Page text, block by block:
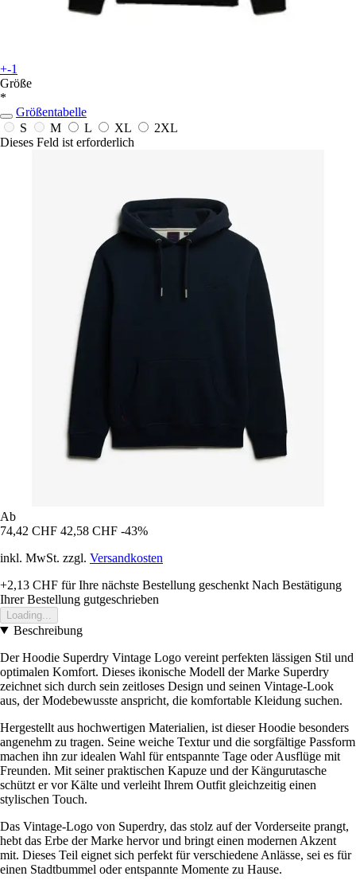
+-1
Größe
*
Größentabelle
S
M L XL
2XL
Dieses Feld ist erforderlich
Ab
74,42 CHF 42,58 CHF -43%
inkl. MwSt. zzgl. Versandkosten
+2,13 CHF für Ihre nächste Bestellung geschenkt Nach Bestätigung
Ihrer Bestellung gutgeschrieben
Loading...
Beschreibung
Der Hoodie Superdry Vintage Logo vereint perfekten lässigen Stil und
optimalen Komfort. Dieses ikonische Modell der Marke Superdry
zeichnet sich durch sein zeitloses Design und seinen Vintage-Look
aus, der Modebewusste anspricht, die komfortable Kleidung suchen.
Hergestellt aus hochwertigen Materialien, ist dieser Hoodie besonders
angenehm zu tragen. Seine weiche Textur und die sorgfältige Passform
machen ihn zur idealen Wahl für entspannte Tage oder Ausflüge mit
Freunden. Mit seiner praktischen Kapuze und der Kängurutasche
schützt er vor Kälte und verleiht Ihrem Outfit gleichzeitig einen
stylischen Touch.
Das Vintage-Logo von Superdry, das stolz auf der Vorderseite prangt,
hebt das Erbe der Marke hervor und bringt einen modernen Akzent
mit. Dieses Teil eignet sich perfekt für verschiedene Anlässe, sei es für
einen Stadtbummel oder entspannte Momente zu Hause.